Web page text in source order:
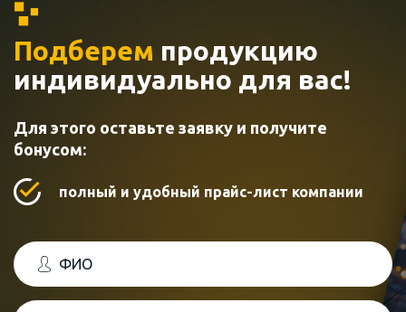
Подберем продукцию
индивидуально для вас!
Для этого оставьте заявку и получите
бонусом:
полный и удобный прайс-лист компании
ФИО